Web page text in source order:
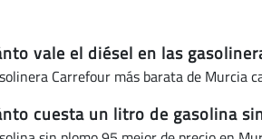
vale el diésel en las
Carrefour más barata de Murcia
cuesta un litro de gasolina